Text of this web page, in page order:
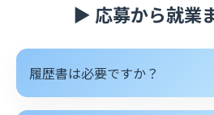
▶ 応募から就業
履歴書は必要ですか？